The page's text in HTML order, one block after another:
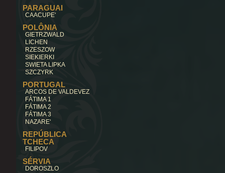
PARAGUAI
CAACUPE'
POLÔNIA
GIETRZWALD
LICHEN
RZESZOW
SIEKIERKI
SWIETA LIPKA
SZCZYRK
PORTUGAL
ARCOS DE VALDEVEZ
FÁTIMA 1
FÁTIMA 2
FÁTIMA 3
NAZARE'
REPÚBLICA
TCHECA
FILIPOV
SÉRVIA
DOROSZLO